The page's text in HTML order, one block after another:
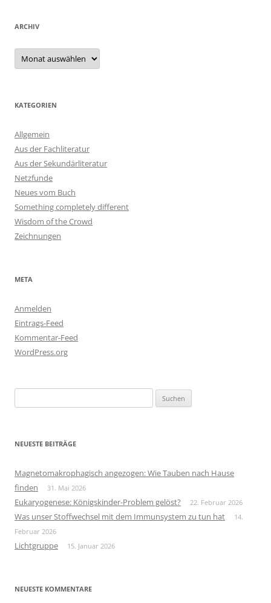
ARCHIV
Archiv
KATEGORIEN
Allgemein
Aus der Fachliteratur
Aus der Sekundärliteratur
Netzfunde
Neues vom Buch
Something completely different
Wisdom of the Crowd
Zeichnungen
META
Anmelden
Eintrags-Feed
Kommentar-Feed
WordPress.org
nach:
NEUESTE BEITRÄGE
Magnetomakrophagisch angezogen: Wie Tauben nach Hause
finden
31. Mai 2026
Eukaryogenese: Königskinder-Problem gelöst? 22. Februar 2026
Was unser Stoffwechsel mit dem Immunsystem zu tun hat
14.
Februar 2026
Lichtgruppe 15. Januar 2026
NEUESTE KOMMENTARE